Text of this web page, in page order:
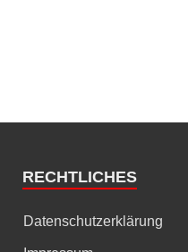
RECHTLICHES
Datenschutzerklärung